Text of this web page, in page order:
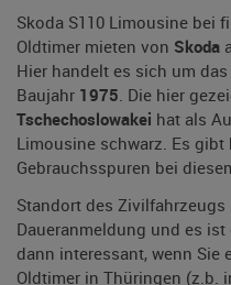
Skoda S110 Limousine bei
Oldtimer mieten von Skoda
Hier handelt es sich um
Baujahr 1975. Die hier
Tschechoslowakei hat als
Limousine schwarz. Es
Gebrauchsspuren bei
Standort des Zivilfahrzeugs
Daueranmeldung und es
dann interessant, wenn Sie
Oldtimer in Thüringen (z.b.